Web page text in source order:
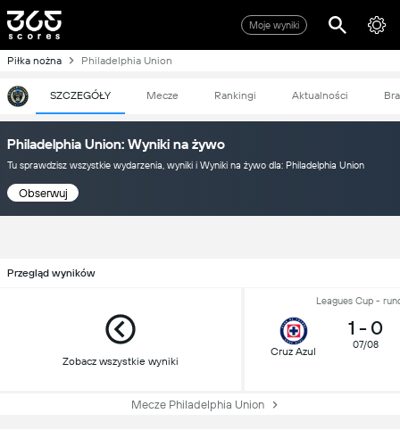
Moje wyniki
Piłka nożna Philadelphia Union
SZCZEGÓŁY Mecze Rankingi Aktualności
Philadelphia Union: Wyniki na żywo
Tu sprawdzisz wszystkie wydarzenia, wyniki i Wyniki na żywo dla: Philadelphia Union
Obserwuj
Przegląd wyników
Zobacz wszystkie wyniki
Leagues Cup -
Cruz Azul
1 - 0
07/08
Mecze Philadelphia Union